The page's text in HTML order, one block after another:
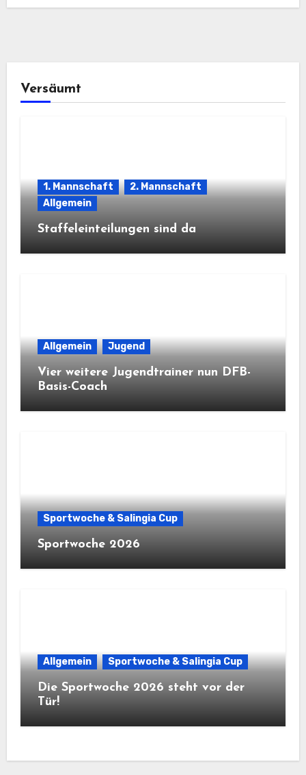
Versäumt
1. Mannschaft
2. Mannschaft
Allgemein
Staffeleinteilungen sind da
Allgemein Jugend
Vier weitere Jugendtrainer nun DFB-
Basis-Coach
Sportwoche & Salingia Cup
Sportwoche 2026
Allgemein Sportwoche & Salingia Cup
Die Sportwoche 2026 steht vor der
Tür!